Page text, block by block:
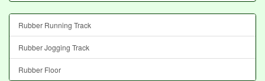
Rubber Running Track
Rubber Jogging Track
Rubber Floor